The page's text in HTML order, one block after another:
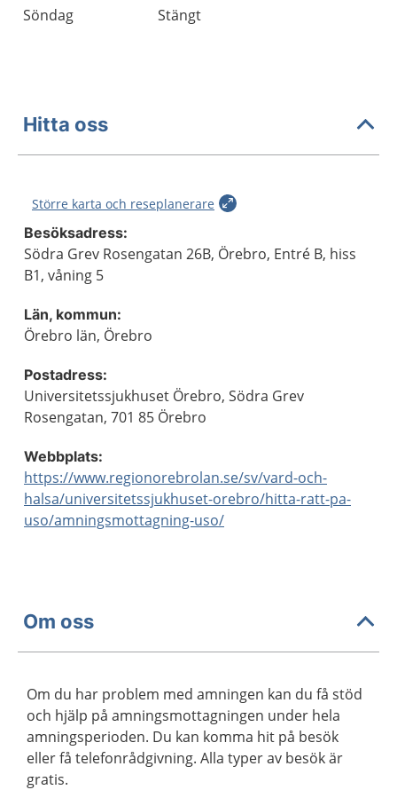
Söndag
Stängt
Hitta oss
Större karta och reseplanerare
Besöksadress:
Södra Grev Rosengatan 26B, Örebro, Entré B, hiss
B1, våning 5
Län, kommun:
Örebro län, Örebro
Postadress:
Universitetssjukhuset Örebro, Södra Grev
Rosengatan, 701 85 Örebro
Webbplats:
https://www.regionorebrolan.se/sv/vard-och-
halsa/universitetssjukhuset-orebro/hitta-ratt-pa-
uso/amningsmottagning-uso/
Om oss
Om du har problem med amningen kan du få stöd
och hjälp på amningsmottagningen under hela
amningsperioden. Du kan komma hit på besök
eller få telefonrådgivning. Alla typer av besök är
gratis.